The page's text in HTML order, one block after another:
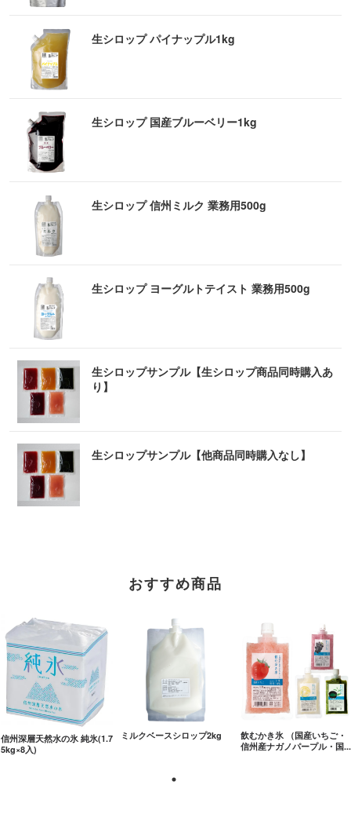
生シロップ パイナップル1kg
生シロップ 国産ブルーベリー1kg
生シロップ 信州ミルク 業務用500g
生シロップ ヨーグルトテイスト 業務用500g
生シロップサンプル【生シロップ商品同時購入あ
り】
生シロップサンプル【他商品同時購入なし】
おすすめ商品
信州深層天然水の氷 純氷(1.7
5kg×8入)
ミルクベースシロップ2kg
飲むかき氷 （国産いちご・
信州産ナガノパープル・国...